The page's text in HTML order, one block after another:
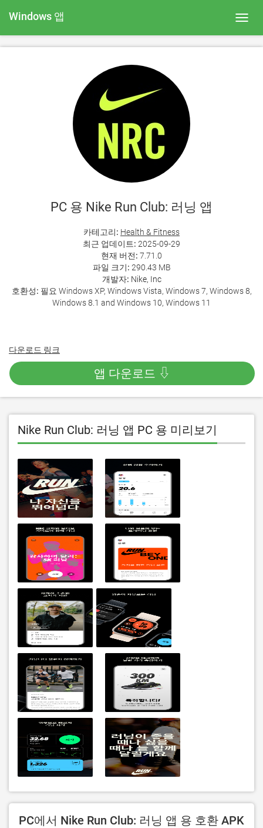
Windows 앱
PC 용 Nike Run Club: 러닝 앱
카테고리: Health & Fitness
최근 업데이트: 2025-09-29
현재 버전: 7.71.0
파일 크기: 290.43 MB
개발자: Nike, Inc
호환성: 필요 Windows XP, Windows Vista, Windows 7, Windows 8,
Windows 8.1 and Windows 10, Windows 11
다운로드 링크
앱 다운로드 ⇩
Nike Run Club: 러닝 앱 PC 용 미리보기
PC에서 Nike Run Club: 러닝 앱 용 호환 APK